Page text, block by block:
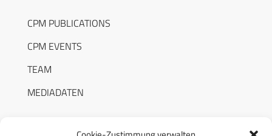
CPM PUBLICATIONS
CPM EVENTS
TEAM
MEDIADATEN